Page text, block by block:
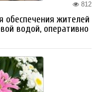
812
жителей
водой, оперативно